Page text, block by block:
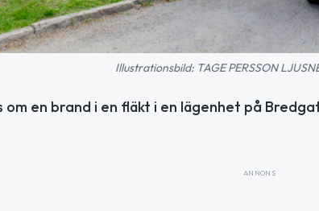
Illustrationsbild: TAGE PERSSON
om en brand i en fläkt i en lägenhet på
ANNONS